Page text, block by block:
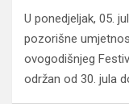
U ponedjeljak, 05.
pozorišne
ovogodišnjeg
održan od 30. jula